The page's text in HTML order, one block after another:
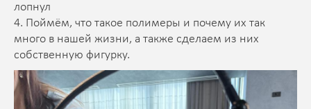
лопнул
4. Поймём, что такое полимеры и почему их так
много в нашей жизни, а также сделаем из них
собственную фигурку.